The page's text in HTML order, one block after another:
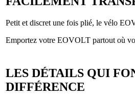
Petit et discret une fois plié, le vélo
Emportez votre EOVOLT partout où
LES DÉTAILS QUI
DIFFÉRENCE